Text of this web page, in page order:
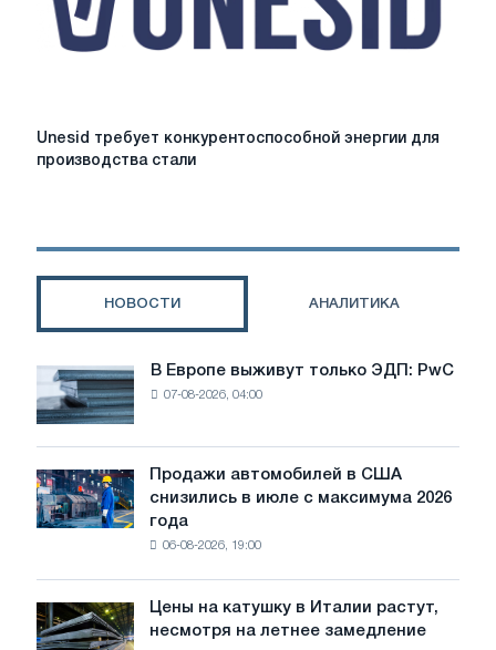
сталью
Unesid
производства
Unesid требует конкурентоспособной энергии для
производства стали
НОВОСТИ АНАЛИТИКА
Европе
выживут
только
ЭДП:
PwC
В Европе выживут только ЭДП: PwC
07-08-2026, 04:00
Продажи
автомобилей
в
июле
с
Продажи автомобилей в США
снизились в июле с максимума 2026
года
06-08-2026, 19:00
Цены
на
Цены на катушку в Италии растут,
несмотря на летнее замедление